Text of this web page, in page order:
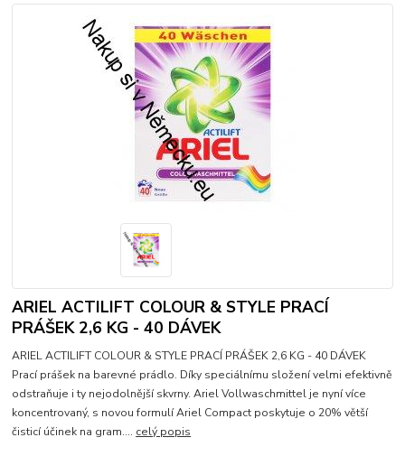
ARIEL ACTILIFT COLOUR & STYLE PRACÍ
PRÁŠEK 2,6 KG - 40 DÁVEK
ARIEL ACTILIFT COLOUR & STYLE PRACÍ PRÁŠEK 2,6 KG - 40 DÁVEK
Prací prášek na barevné prádlo. Díky speciálnímu složení velmi efektivně
odstraňuje i ty nejodolnější skvrny. Ariel Vollwaschmittel je nyní více
koncentrovaný, s novou formulí Ariel Compact poskytuje o 20% větší
čisticí účinek na gram.... celý popis